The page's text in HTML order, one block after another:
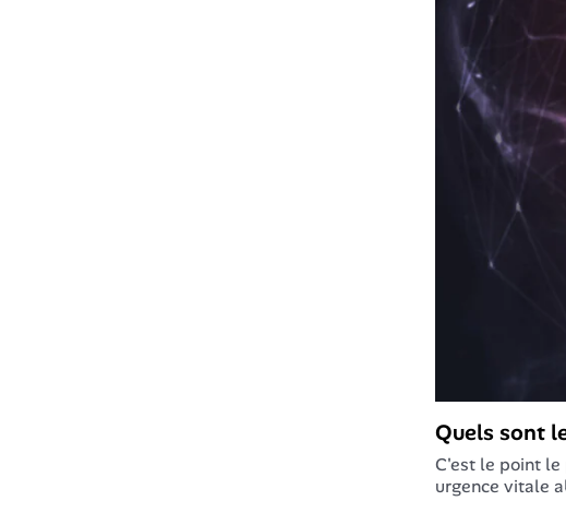
Quels sont
C'est le point le
urgence vitale